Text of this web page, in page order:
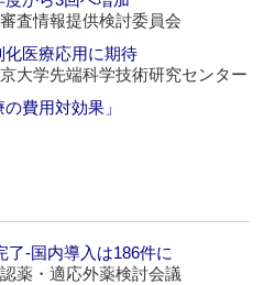
査情報提供検討委員会
化医療応用に期待
大学先端科学技術研究センター
費用対効果」
‐国内導入は186件に
薬・適応外薬検討会議